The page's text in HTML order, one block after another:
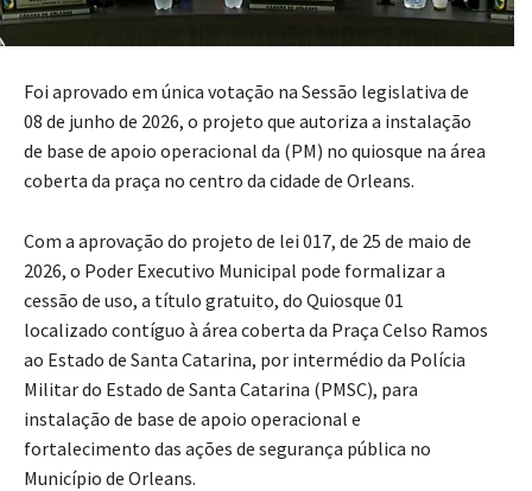
Foi aprovado em única votação na Sessão legislativa de
08 de junho de 2026, o projeto que autoriza a instalação
de base de apoio operacional da (PM) no quiosque na área
coberta da praça no centro da cidade de Orleans.
Com a aprovação do projeto de lei 017, de 25 de maio de
2026, o Poder Executivo Municipal pode formalizar a
cessão de uso, a título gratuito, do Quiosque 01
localizado contíguo à área coberta da Praça Celso Ramos
ao Estado de Santa Catarina, por intermédio da Polícia
Militar do Estado de Santa Catarina (PMSC), para
instalação de base de apoio operacional e
fortalecimento das ações de segurança pública no
Município de Orleans.